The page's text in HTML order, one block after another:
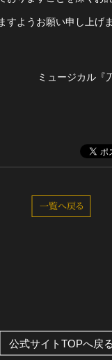
すようお願い申し上げま
ミュージカル『
一覧へ戻る
公式サイトTOPへ戻る